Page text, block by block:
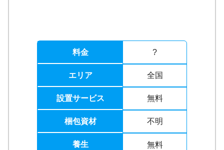
料金 ?
エリア 全国
設置サービス 無料
梱包資材 不明
養生 無料